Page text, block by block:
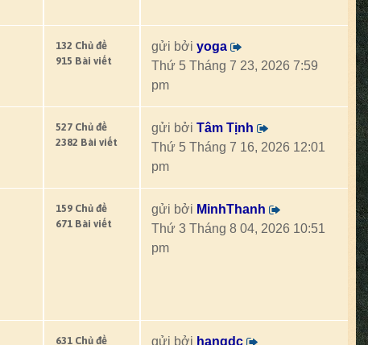
132 Chủ đề
915 Bài viết
gửi bởi yoga
Thứ 5 Tháng 7 23, 2026 7:59
pm
527 Chủ đề
2382 Bài viết
gửi bởi Tâm Tịnh
Thứ 5 Tháng 7 16, 2026 12:01
pm
159 Chủ đề
671 Bài viết
gửi bởi MinhThanh
Thứ 3 Tháng 8 04, 2026 10:51
pm
631 Chủ đề gửi bởi hangdc